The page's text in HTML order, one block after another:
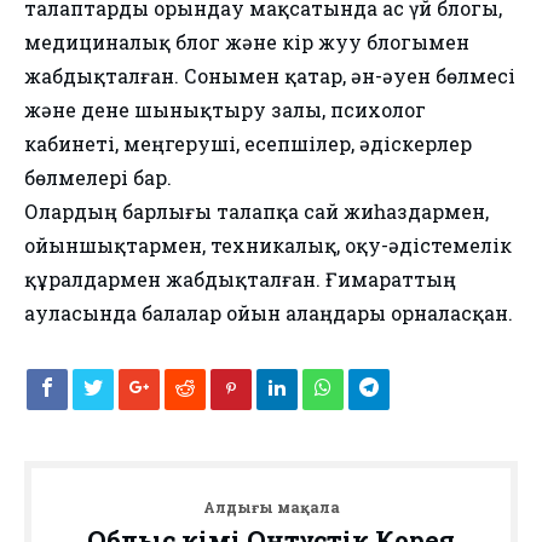
талаптарды орындау мақсатында ас үй блогы,
медициналық блог және кір жуу блогымен
жабдықталған. Сонымен қатар, ән-әуен бөлмесі
және дене шынықтыру залы, психолог
кабинеті, меңгеруші, есепшілер, әдіскерлер
бөлмелері бар.
Олардың барлығы талапқа сай жиһаздармен,
ойыншықтармен, техникалық, оқу-әдістемелік
құралдармен жабдықталған. Ғимараттың
ауласында балалар ойын алаңдары орналасқан.
Алдыңғы мақала